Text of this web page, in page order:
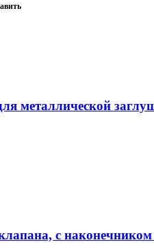
металлической
с